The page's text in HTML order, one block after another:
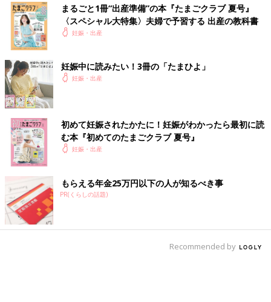
5位 湊／みなと（昨年4位↓）
6位 朝陽／あさひ（昨年6位→）
7位 暖／だん（昨年9位↑）
8位 蒼空/そら（昨年11位↑）
9位 結翔／ゆいと（昨年12位↑）
10位 律／りつ（昨年10位→）
男の子の名前ランキング11位以下はこちら
【女の子の傾向】名前ランキング 1位は「凛」
2005年から常にTOP10入りし、2009年には1位になっていた
意思を持ったしっかりした子に育ちますように」「芯の強い子に
なってほしい」といった願いが込められているようです。
2位「陽葵」（主な読み「ひまり」）は、安定して人気な名前。
れることも人気の理由です。「太陽のように元気でひまわりのよ
まるごと1冊“出産準備”の本『たまごクラブ 夏号』
〈スペシャル大特集〉夫婦で予習する 出産の教科書
妊娠・出産
妊娠中に読みたい！3冊の「たまひよ」
妊娠・出産
初めて妊娠されたかたに！妊娠がわかったら最初に読
む本『初めてのたまごクラブ 夏号』
妊娠・出産
もらえる年金25万円以下の人が知るべき事
PR(くらしの話題)
Recommended by